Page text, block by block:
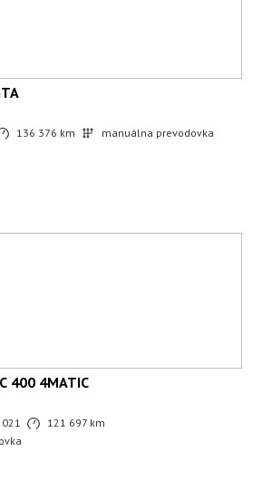
136 376 km manuálna prevodovka
400 4MATIC
121 697 km